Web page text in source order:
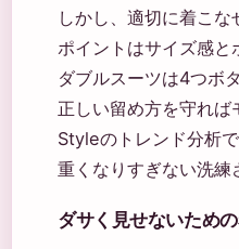
しかし、適切に着こな
ポイントはサイズ感と
ダブルスーツは4つボ
正しい留め方を守れ
Styleのトレンド分析
重くなりすぎない洗練
ダサく見せないため